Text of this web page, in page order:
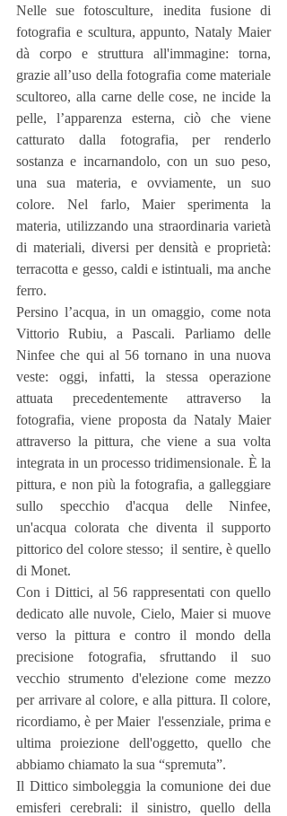
Nelle sue fotosculture, inedita fusione di
fotografia e scultura, appunto, Nataly Maier
dà corpo e struttura all'immagine: torna,
grazie all’uso della fotografia come materiale
scultoreo, alla carne delle cose, ne incide la
pelle, l’apparenza esterna, ciò che viene
catturato dalla fotografia, per renderlo
sostanza e incarnandolo, con un suo peso,
una sua materia, e ovviamente, un suo
colore. Nel farlo, Maier sperimenta la
materia, utilizzando una straordinaria varietà
di materiali, diversi per densità e proprietà:
terracotta e gesso, caldi e istintuali, ma anche
ferro.
Persino l’acqua, in un omaggio, come nota
Vittorio Rubiu, a Pascali. Parliamo delle
Ninfee che qui al 56 tornano in una nuova
veste: oggi, infatti, la stessa operazione
attuata precedentemente attraverso la
fotografia, viene proposta da Nataly Maier
attraverso la pittura, che viene a sua volta
integrata in un processo tridimensionale. È la
pittura, e non più la fotografia, a galleggiare
sullo specchio d'acqua delle Ninfee,
un'acqua colorata che diventa il supporto
pittorico del colore stesso;  il sentire, è quello
di Monet.
Con i Dittici, al 56 rappresentati con quello
dedicato alle nuvole, Cielo, Maier si muove
verso la pittura e contro il mondo della
precisione fotografia, sfruttando il suo
vecchio strumento d'elezione come mezzo
per arrivare al colore, e alla pittura. Il colore,
ricordiamo, è per Maier  l'essenziale, prima e
ultima proiezione dell'oggetto, quello che
abbiamo chiamato la sua “spremuta”.
Il Dittico simboleggia la comunione dei due
emisferi cerebrali: il sinistro, quello della